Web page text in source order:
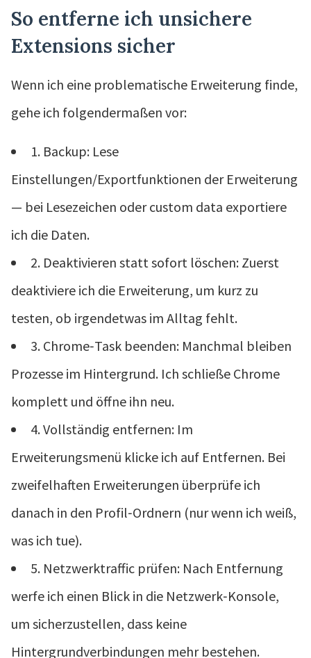
So entferne ich unsichere
Extensions sicher
Wenn ich eine problematische Erweiterung finde,
gehe ich folgendermaßen vor:
1. Backup: Lese
Einstellungen/Exportfunktionen der Erweiterung
— bei Lesezeichen oder custom data exportiere
ich die Daten.
2. Deaktivieren statt sofort löschen: Zuerst
deaktiviere ich die Erweiterung, um kurz zu
testen, ob irgendetwas im Alltag fehlt.
3. Chrome‑Task beenden: Manchmal bleiben
Prozesse im Hintergrund. Ich schließe Chrome
komplett und öffne ihn neu.
4. Vollständig entfernen: Im
Erweiterungsmenü klicke ich auf Entfernen. Bei
zweifelhaften Erweiterungen überprüfe ich
danach in den Profil‑Ordnern (nur wenn ich weiß,
was ich tue).
5. Netzwerktraffic prüfen: Nach Entfernung
werfe ich einen Blick in die Netzwerk‑Konsole,
um sicherzustellen, dass keine
Hintergrundverbindungen mehr bestehen.